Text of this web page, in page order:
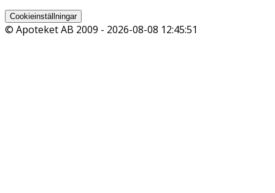
Cookieinställningar
© Apoteket AB 2009 - 2026-08-08 12:45:51